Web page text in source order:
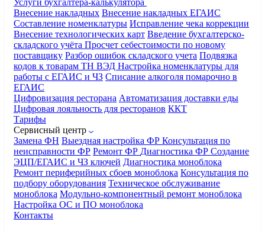
Внесение накладных Внесение накладных ЕГАИС
Составление номенклатуры Исправление чека коррекции
Внесение технологических карт Введение бухгалтерско-
складского учёта Просчет себестоимости по новому
поставщику Разбор ошибок складского учета Подвязка
кодов к товарам ТН ВЭД Настройка номенклатуры для
работы с ЕГАИС и ЧЗ Списание алкоголя помарочно в
ЕГАИС
Цифровизация ресторана Автоматизация доставки еды
Цифровая лояльность для ресторанов ККТ
Тарифы
Сервисный центр
Замена ФН Выездная настройка ФР Консультация по
неисправности ФР Ремонт ФР Диагностика ФР Создание
ЭЦП/ЕГАИС и ЧЗ ключей Диагностика моноблока
Ремонт периферийных сбоев моноблока Консультация по
подбору оборудования Техническое обслуживание
моноблока Модульно-компонентный ремонт моноблока
Настройка ОС и ПО моноблока
Контакты